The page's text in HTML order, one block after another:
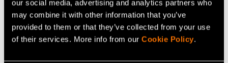
our social media, advertising and analytics partners who
may combine it with other information that you’ve
provided to them or that they’ve collected from your use
of their services. More info from our Cookie Policy.